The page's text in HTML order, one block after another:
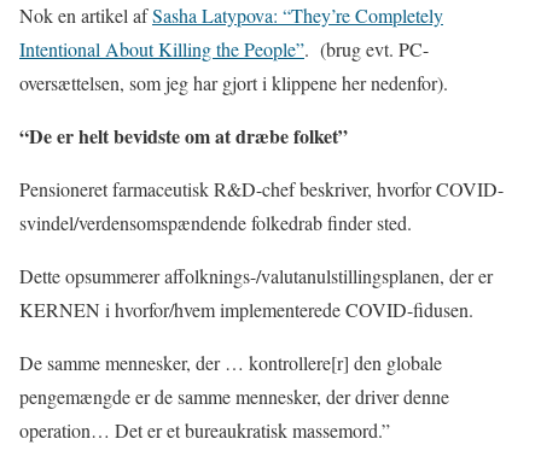
Nok en artikel afSasha Latypova: “They’re Completely
Intentional About Killing the People”. (brug evt. PC-
oversættelsen, som jeg har gjort i klippene her nedenfor).
“De er helt bevidste om at dræbe folket”
Pensioneret farmaceutisk R&D-chef beskriver, hvorfor COVID-
svindel/verdensomspændende folkedrab finder sted.
Dette opsummerer affolknings-/valutanulstillingsplanen, der er
KERNEN i hvorfor/hvem implementerede COVID-fidusen.
De samme mennesker, der … kontrollere[r] den globale
pengemængde er de samme mennesker, der driver denne
operation… Det er et bureaukratisk massemord.”